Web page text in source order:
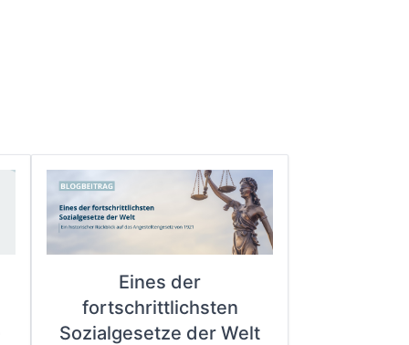
Eines der
fortschrittlichsten
Sozialgesetze der Welt